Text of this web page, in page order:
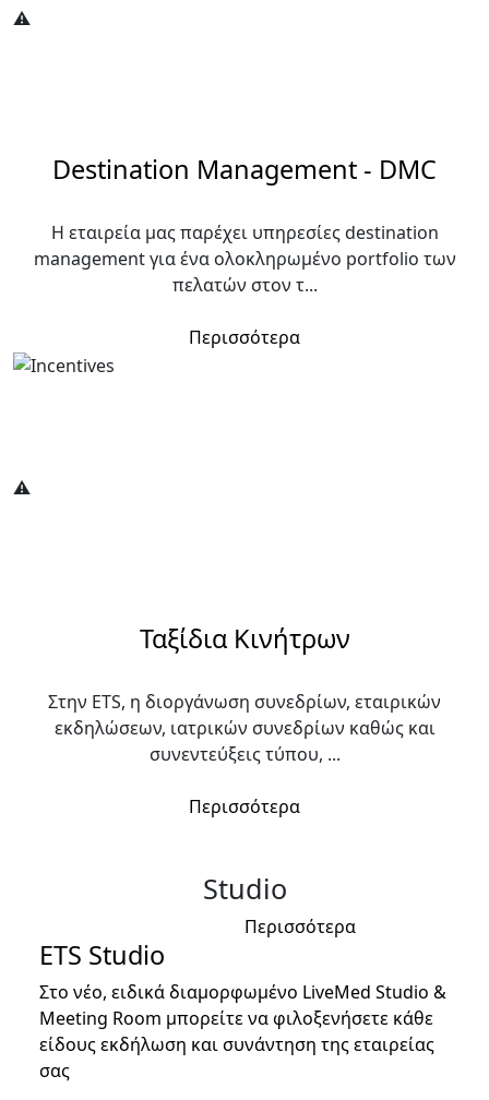
Destination Management - DMC
Η εταιρεία μας παρέχει υπηρεσίες destination
management για ένα ολοκληρωμένο portfolio των
πελατών στον τ...
Περισσότερα
Ταξίδια Κινήτρων
Στην ETS, η διοργάνωση συνεδρίων, εταιρικών
εκδηλώσεων, ιατρικών συνεδρίων καθώς και
συνεντεύξεις τύπου, ...
Περισσότερα
Studio
Περισσότερα
ETS Studio
Στο νέο, ειδικά διαμορφωμένο LiveMed Studio &
Meeting Room μπορείτε να φιλοξενήσετε κάθε
είδους εκδήλωση και συνάντηση της εταιρείας
σας